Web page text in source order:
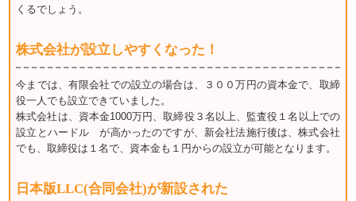
くるでしょう。
株式会社が設立しやすくなった！
今までは、有限会社での設立の場合は、３００万円の資本金で、取締
役一人でも設立できていました。
株式会社は、資本金1000万円、取締役３名以上、監査役１名以上での
設立とハードル が高かったのですが、新会社法施行後は、株式会社
でも、取締役は１名で、資本金も１円からの設立が可能となります。
日本版LLC(合同会社)が新設された